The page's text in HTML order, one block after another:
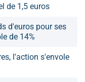
de 1,5 euros
d'euros pour ses
de 14%
l'action s'envole